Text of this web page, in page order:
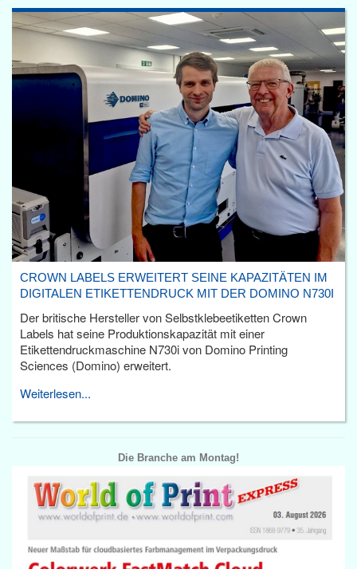
CROWN LABELS ERWEITERT SEINE KAPAZITÄTEN IM
DIGITALEN ETIKETTENDRUCK MIT DER DOMINO N730I
Der britische Hersteller von Selbstklebeetiketten Crown
Labels hat seine Produktionskapazität mit einer
Etikettendruckmaschine N730i von Domino Printing
Sciences (Domino) erweitert.
Weiterlesen...
Die Branche am Montag!